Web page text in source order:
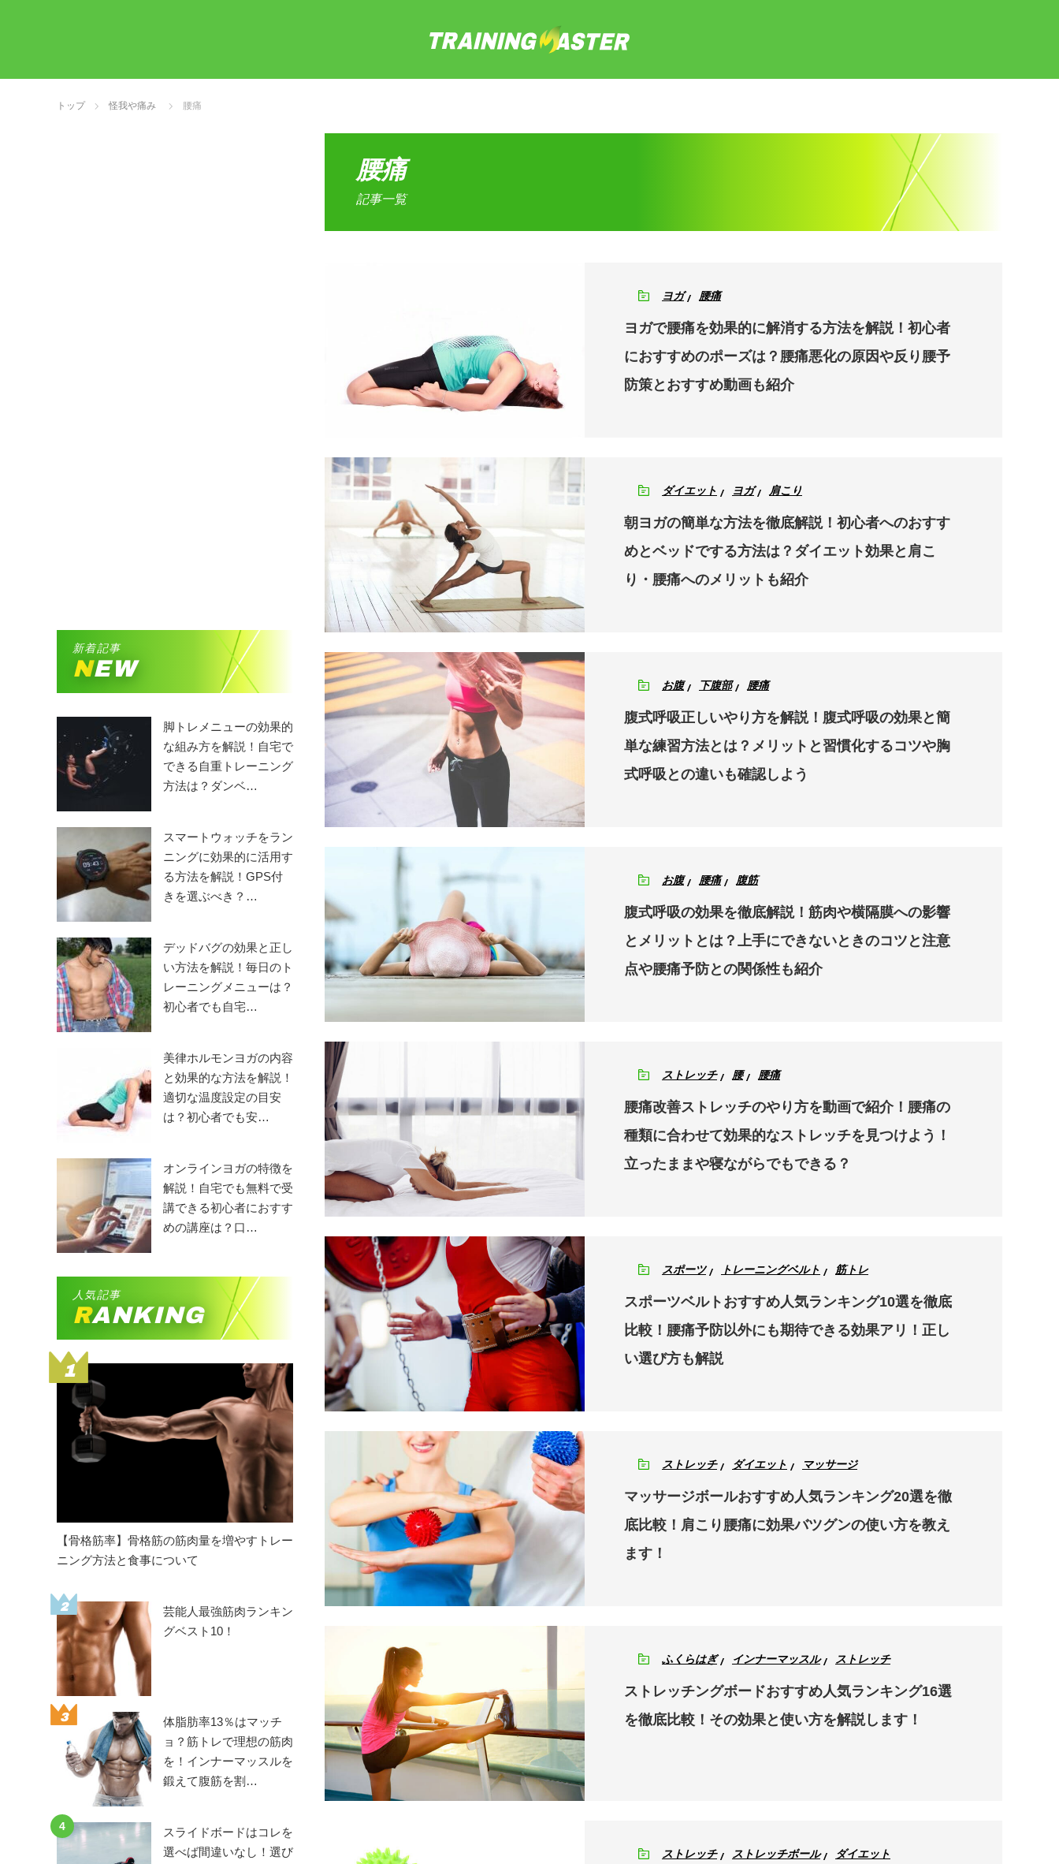
トップ 怪我や痛み 腰痛
腰痛
記事一覧
ヨガ 腰痛
ヨガで腰痛を効果的に解消する方法を解説！初心者
におすすめのポーズは？腰痛悪化の原因や反り腰予
防策とおすすめ動画も紹介
ダイエット ヨガ 肩こり
朝ヨガの簡単な方法を徹底解説！初心者へのおすす
めとベッドでする方法は？ダイエット効果と肩こ
り・腰痛へのメリットも紹介
お腹 下腹部 腰痛
腹式呼吸正しいやり方を解説！腹式呼吸の効果と簡
単な練習方法とは？メリットと習慣化するコツや胸
式呼吸との違いも確認しよう
お腹 腰痛 腹筋
腹式呼吸の効果を徹底解説！筋肉や横隔膜への影響
とメリットとは？上手にできないときのコツと注意
点や腰痛予防との関係性も紹介
ストレッチ 腰 腰痛
腰痛改善ストレッチのやり方を動画で紹介！腰痛の
種類に合わせて効果的なストレッチを見つけよう！
立ったままや寝ながらでもできる？
スポーツ トレーニングベルト 筋トレ
スポーツベルトおすすめ人気ランキング10選を徹底
比較！腰痛予防以外にも期待できる効果アリ！正し
い選び方も解説
ストレッチ ダイエット マッサージ
マッサージボールおすすめ人気ランキング20選を徹
底比較！肩こり腰痛に効果バツグンの使い方を教え
ます！
ふくらはぎ インナーマッスル ストレッチ
ストレッチングボードおすすめ人気ランキング16選
を徹底比較！その効果と使い方を解説します！
ストレッチ ストレッチボール ダイエット
新着記事
NEW
脚トレメニューの効果的
な組み方を解説！自宅で
できる自重トレーニング
方法は？ダンベ…
スマートウォッチをラン
ニングに効果的に活用す
る方法を解説！GPS付
きを選ぶべき？…
デッドバグの効果と正し
い方法を解説！毎日のト
レーニングメニューは？
初心者でも自宅…
美律ホルモンヨガの内容
と効果的な方法を解説！
適切な温度設定の目安
は？初心者でも安…
オンラインヨガの特徴を
解説！自宅でも無料で受
講できる初心者におすす
めの講座は？口…
人気記事
RANKING
1
【骨格筋率】骨格筋の筋肉量を増やすトレー
ニング方法と食事について
2
芸能人最強筋肉ランキン
グベスト10！
3
体脂肪率13％はマッチ
ョ？筋トレで理想の筋肉
を！インナーマッスルを
鍛えて腹筋を割…
4
スライドボードはコレを
選べば間違いなし！選び